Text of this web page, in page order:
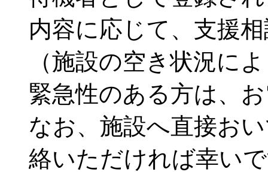
内容に応じて、支援
（施設の空き状況に
緊急性のある方は、
なお、施設へ直接お
絡いただければ幸い